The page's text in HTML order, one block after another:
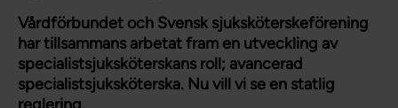
Vårdförbundet och Svensk sjuksköterskeförening
har tillsammans arbetat fram en utveckling av
specialistsjuksköterskans roll; avancerad
specialistsjuksköterska. Nu vill vi se en statlig